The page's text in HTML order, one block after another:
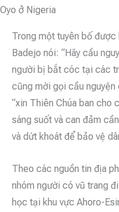
Oyo ở Nigeria
Trong một tuyên bố
Badejo nói: “Hãy cầu
người bị bắt cóc tại các
cũng mời gọi cầu
“xin Thiên Chúa ban cho
sáng suốt và can đảm
và dứt khoát để bảo vệ
Theo các nguồn tin địa
nhóm người có vũ trang
học tại khu vực Ahoro-